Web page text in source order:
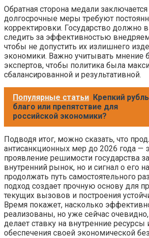
Обратная сторона медали заключается
долгосрочные меры требуют
корректировки. Государство должно
следить за эффективностью
чтобы не допустить их излишнего
экономики. Важно учитывать мнение
экспертов, чтобы политика была
сбалансированной и результативной.
Популярные статьи Крепкий
благо или препятствие для
российской экономики?
Подводя итог, можно сказать, что
антисанкционных мер до 2026 года —
проявление решимости государства
внутренний рынок, но и сигнал о его
продолжать путь самостоятельного
подход создает прочную основу для
текущих вызовов и построения
Время покажет, насколько
реализованы, но уже сейчас
делает ставку на внутренние
обеспечения своей экономической